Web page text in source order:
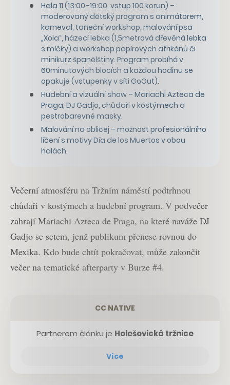
Hala 11 (13:00–19:00, vstup 100 korun) –
moderovaný dětský program s animátorem,
karneval, taneční workshop, malování psa
„Xola“, házecí lebka (1,5metrová dřevěná lebka
s míčky) a workshop papírových afrikánů či
minikurz španělštiny. Program probíhá v
60minutových blocích a každou hodinu se
opakuje (vstupenky v síti GoOut).
Hudební a vizuální show – Mariachi Azteca de
Praga, DJ Gadjo, chůdaři v kostýmech a
pestrobarevné masky.
Malování na obličej – možnost profesionálního
líčení s motivy Día de los Muertos v obou
halách.
Večerní atmosféru na Tržním náměstí podtrhnou
chůdaři v kostýmech a hudební program. V podvečer
zahrají Mariachi Azteca de Praga, na které naváže DJ
Gadjo se setem, jenž publikum přenese rovnou do
Mexika. Kdo bude chtít pokračovat, může zakončit
večer na tematické afterparty v Burze #4.
CC NATIVE
Partnerem článku je Holešovická tržnice
Více